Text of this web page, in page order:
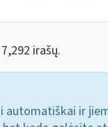
irašų.
ir